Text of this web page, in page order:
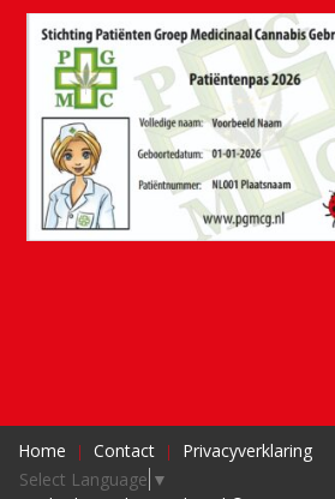
Home Contact
Privacyverklaring
Select Language ▼